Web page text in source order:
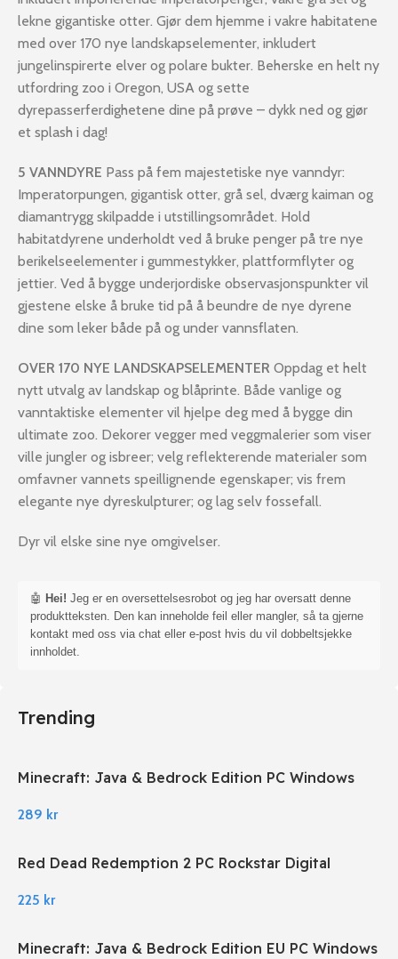
lekne gigantiske otter. Gjør dem hjemme i vakre habitatene
med over 170 nye landskapselementer, inkludert
jungelinspirerte elver og polare bukter. Beherske en helt ny
utfordring zoo i Oregon, USA og sette
dyrepasserferdighetene dine på prøve – dykk ned og gjør
et splash i dag!
5 VANNDYRE Pass på fem majestetiske nye vanndyr:
Imperatorpungen, gigantisk otter, grå sel, dværg kaiman og
diamantrygg skilpadde i utstillingsområdet. Hold
habitatdyrene underholdt ved å bruke penger på tre nye
berikelseelementer i gummestykker, plattformflyter og
jettier. Ved å bygge underjordiske observasjonspunkter vil
gjestene elske å bruke tid på å beundre de nye dyrene
dine som leker både på og under vannsflaten.
OVER 170 NYE LANDSKAPSELEMENTER Oppdag et helt
nytt utvalg av landskap og blåprinte. Både vanlige og
vanntaktiske elementer vil hjelpe deg med å bygge din
ultimate zoo. Dekorer vegger med veggmalerier som viser
ville jungler og isbreer; velg reflekterende materialer som
omfavner vannets speillignende egenskaper; vis frem
elegante nye dyreskulpturer; og lag selv fossefall.
Dyr vil elske sine nye omgivelser.
🤖 Hei! Jeg er en oversettelsesrobot og jeg har oversatt denne
produktteksten. Den kan inneholde feil eller mangler, så ta gjerne
kontakt med oss via chat eller e-post hvis du vil dobbeltsjekke
innholdet.
Trending
Minecraft: Java & Bedrock Edition PC Windows
289 kr
Red Dead Redemption 2 PC Rockstar Digital
225 kr
Minecraft: Java & Bedrock Edition EU PC Windows